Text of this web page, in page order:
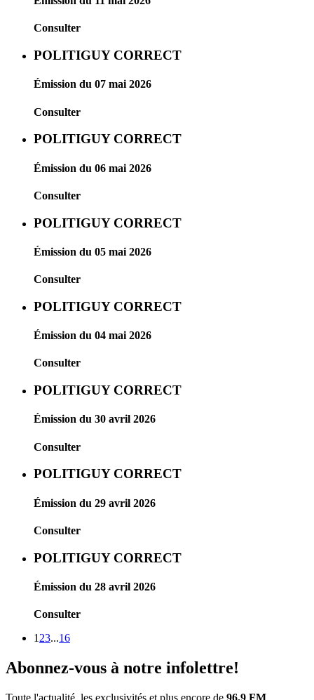
Consulter
POLITIGUY CORRECT
Émission du 07 mai 2026
Consulter
POLITIGUY CORRECT
Émission du 06 mai 2026
Consulter
POLITIGUY CORRECT
Émission du 05 mai 2026
Consulter
POLITIGUY CORRECT
Émission du 04 mai 2026
Consulter
POLITIGUY CORRECT
Émission du 30 avril 2026
Consulter
POLITIGUY CORRECT
Émission du 29 avril 2026
Consulter
POLITIGUY CORRECT
Émission du 28 avril 2026
Consulter
1 23...16
Abonnez-vous à notre infolettre!
Toute l'actualité, les exclusivités et plus encore de 96.9 FM